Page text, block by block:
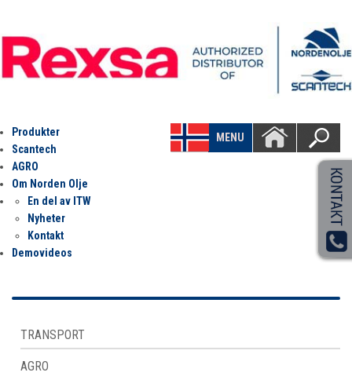
MENU
Produkter
Scantech
AGRO
Om Norden Olje
En del av ITW
Nyheter
Kontakt
Demovideos
TRANSPORT
AGRO